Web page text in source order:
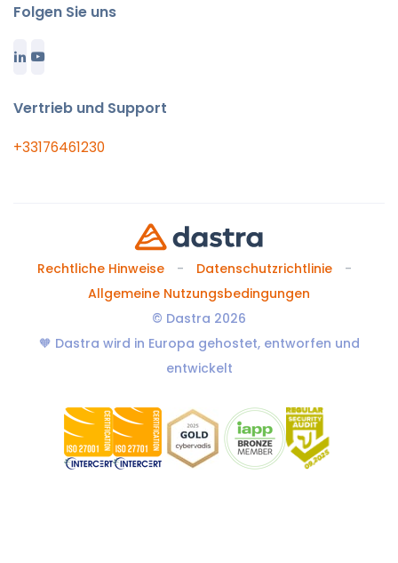
Folgen Sie uns
Vertrieb und Support
+33176461230
Rechtliche Hinweise
Datenschutzrichtlinie
Allgemeine Nutzungsbedingungen
© Dastra 2026
🧡 Dastra wird in Europa gehostet, entworfen und
entwickelt